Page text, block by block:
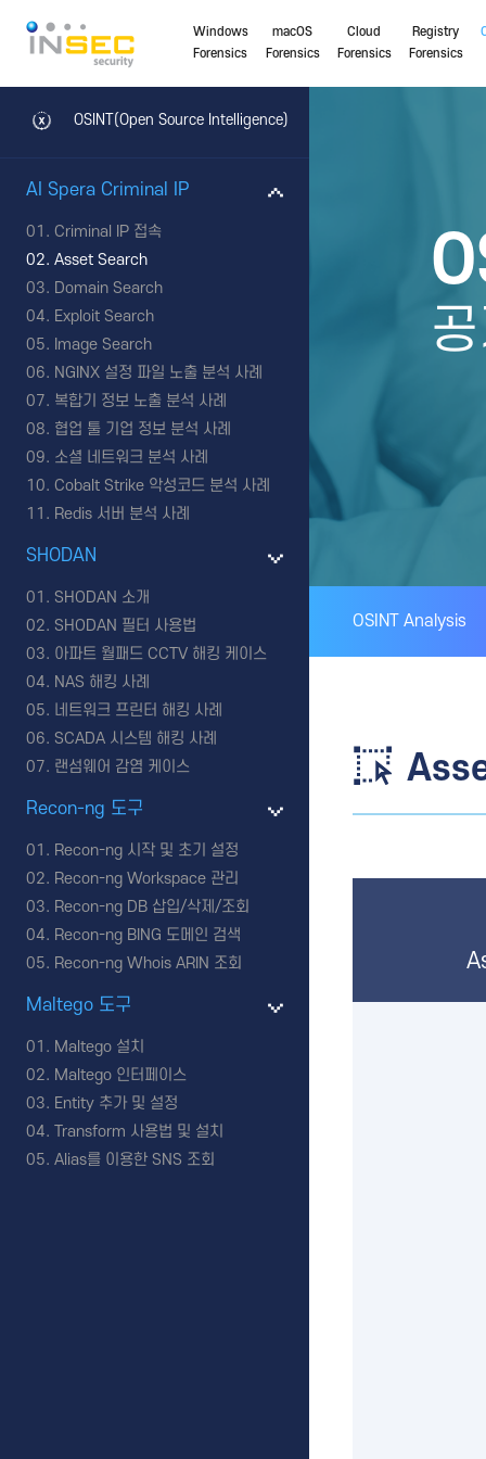
Windows
Forensics
macOS
Forensics
Cloud
Forensics
Registry
Forensics
OSINT Analysis
OSINT(Open Source Intelligence)
AI Spera Criminal IP
Criminal IP 접속
Asset Search
Domain Search
Exploit Search
Image Search
NGINX 설정 파일 노출 분석 사례
복합기 정보 노출 분석 사례
협업 툴 기업 정보 분석 사례
소셜 네트워크 분석 사례
Cobalt Strike 악성코드 분석 사례
Redis 서버 분석 사례
SHODAN
SHODAN 소개
SHODAN 필터 사용법
아파트 월패드 CCTV 해킹 케이스
NAS 해킹 사례
네트워크 프린터 해킹 사례
SCADA 시스템 해킹 사례
랜섬웨어 감염 케이스
Recon-ng 도구
Recon-ng 시작 및 초기 설정
Recon-ng Workspace 관리
Recon-ng DB 삽입/삭제/조회
Recon-ng BING 도메인 검색
Recon-ng Whois ARIN 조회
Maltego 도구
Maltego 설치
Maltego 인터페이스
Entity 추가 및 설정
Transform 사용법 및 설치
Alias를 이용한 SNS 조회